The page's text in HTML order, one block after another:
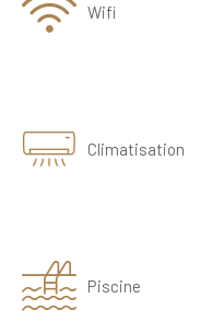
Wifi
Climatisation
Piscine